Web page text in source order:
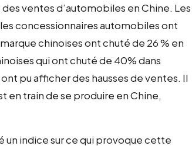
ventes d’automobiles en Chine. Les
concessionnaires automobiles ont
chinoises ont chuté de 26 % en
qui ont chuté de 40% dans
pu afficher des hausses de ventes. Il
en train de se produire en Chine,
un indice sur ce qui provoque cette